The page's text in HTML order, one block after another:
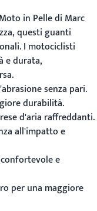
in Pelledi Marc
questi guanti
I motociclisti
e durata,
senza pari.
durabilità.
d'aria raffreddanti.
all'impatto e
e
per una maggiore